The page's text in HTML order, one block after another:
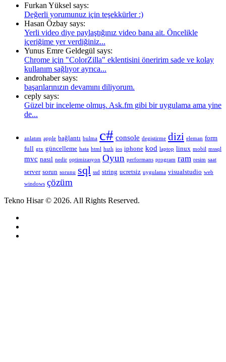
Furkan Yüksel says:
Değerli yorumunuz için teşekkürler :)
Hasan Özbay says:
Yerli video diye paylaştığınız video bana ait. Öncelikle
içeriğime yer verdiğiniz...
Yunus Emre Geldegül says:
Chrome için "ColorZilla" eklentisini öneririm sade ve kolay
kullanım sağlıyor ayrıca...
androhaber says:
başarılarınızın devamını diliyorum.
ceply says:
Güzel bir inceleme olmuş. Ask.fm gibi bir uygulama ama yine
de...
anlatım apple bağlantı bulma c# console degiştirme dizi eleman form
full gtx güncelleme hata html hızlı ios iphone kod laptop linux mobil mssql
mvc nasıl nedir optimizasyon Oyun performans program ram resim saat
server sorun sorunu sql ssd string ucretsiz uygulama visualstudio web
windows çözüm
Tekno Hisar © 2026. All Rights Reserved.